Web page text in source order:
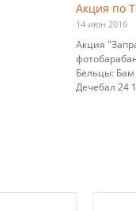
Акция по
14 июн 2016
Акция
Бельцы: Бам
Дечебал 24